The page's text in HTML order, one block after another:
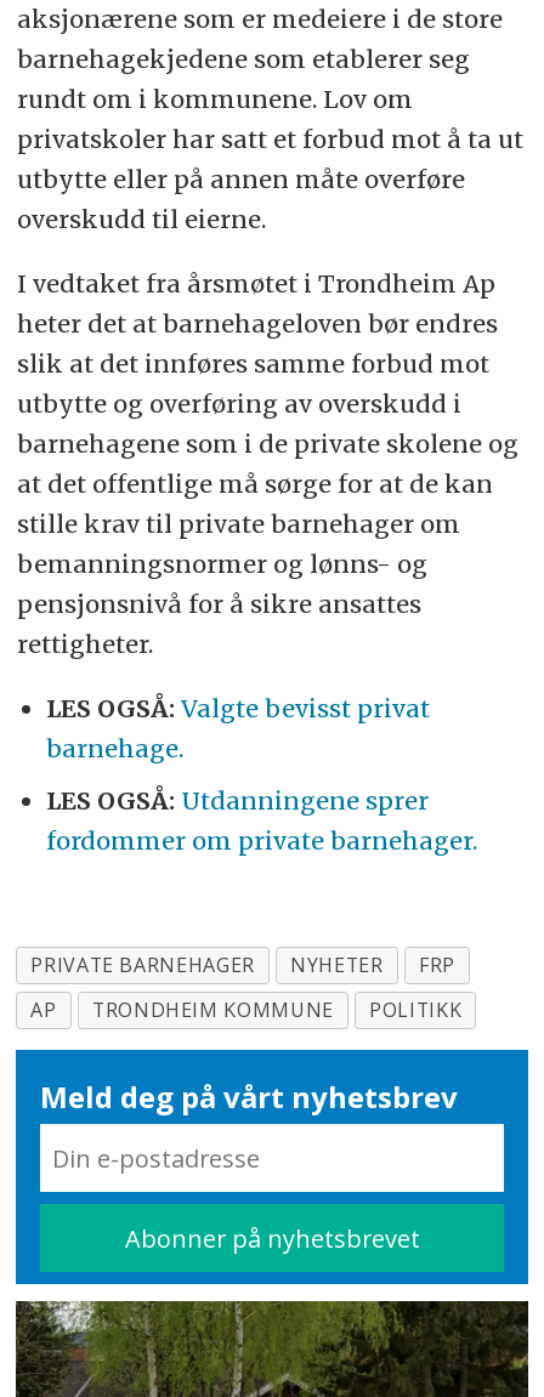
aksjonærene som er medeiere i de store
barnehagekjedene som etablerer seg
rundt om i kommunene. Lov om
privatskoler har satt et forbud mot å ta ut
utbytte eller på annen måte overføre
overskudd til eierne.
I vedtaket fra årsmøtet i Trondheim Ap
heter det at barnehageloven bør endres
slik at det innføres samme forbud mot
utbytte og overføring av overskudd i
barnehagene som i de private skolene og
at det offentlige må sørge for at de kan
stille krav til private barnehager om
bemanningsnormer og lønns- og
pensjonsnivå for å sikre ansattes
rettigheter.
LES OGSÅ: Valgte bevisst privat
barnehage.
LES OGSÅ: Utdanningene sprer
fordommer om private barnehager.
PRIVATE BARNEHAGER NYHETER
FRP
AP
TRONDHEIM KOMMUNE POLITIKK
Meld deg på vårt nyhetsbrev